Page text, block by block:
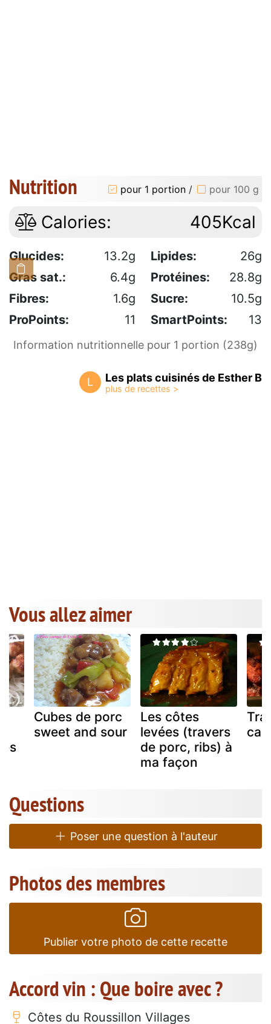
Nutrition pour 1 portion / pour 100 g
Calories: 405Kcal
Glucides: 13.2g Lipides:
26g
Gras sat.:
6.4g Protéines:
28.8g
Fibres:
1.6g Sucre:
10.5g
ProPoints:
11 SmartPoints: 13
Information nutritionnelle pour 1 portion (238g)
L Les plats cuisinés de Esther B
Vous allez aimer
Cubes de porc
sweet and sour
Les côtes
levées (travers
de porc, ribs) à
ma façon
Questions
Poser une question à l'auteur
Photos des membres
Publier votre photo de cette recette
Accord vin : Que boire avec ?
Côtes du Roussillon Villages